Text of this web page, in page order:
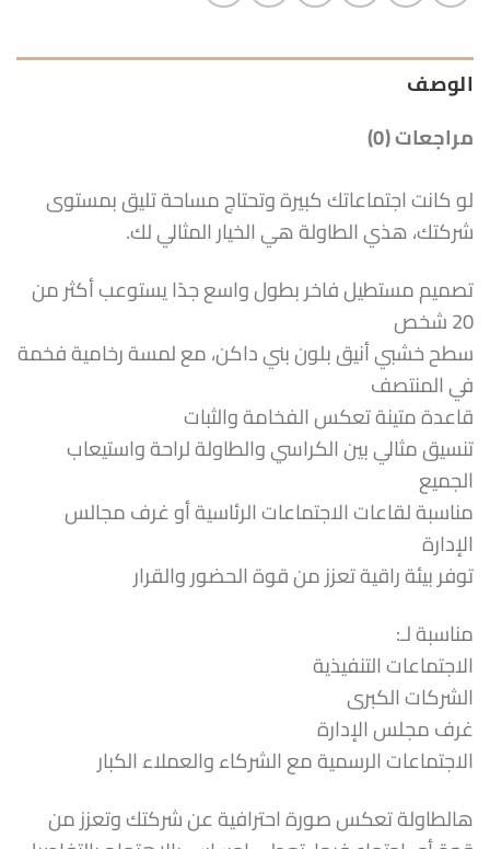
الوصف
مراجعات (0)
لو كانت اجتماعاتك كبيرة وتحتاج مساحة تليق بمستوى
شركتك، هذي الطاولة هي الخيار المثالي لك.
تصميم مستطيل فاخر بطول واسع جدًا يستوعب أكثر من
20 شخص
سطح خشبي أنيق بلون بني داكن، مع لمسة رخامية فخمة
في المنتصف
قاعدة متينة تعكس الفخامة والثبات
تنسيق مثالي بين الكراسي والطاولة لراحة واستيعاب
الجميع
مناسبة لقاعات الاجتماعات الرئاسية أو غرف مجالس
الإدارة
توفر بيئة راقية تعزز من قوة الحضور والقرار
مناسبة لـ:
الاجتماعات التنفيذية
الشركات الكبرى
غرف مجلس الإدارة
الاجتماعات الرسمية مع الشركاء والعملاء الكبار
هالطاولة تعكس صورة احترافية عن شركتك وتعزز من